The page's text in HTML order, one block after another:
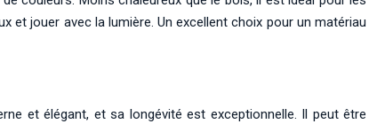
jouer avec la lumière. Un excellent choix pour un matériau
et élégant, et sa longévité est exceptionnelle. Il peut être